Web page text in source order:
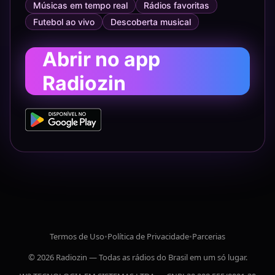
Músicas em tempo real
Rádios favoritas
Futebol ao vivo
Descoberta musical
Abrir no app
Radiozin
Termos de Uso•Política de Privacidade•Parcerias
© 2026 Radiozin — Todas as rádios do Brasil em um só lugar.